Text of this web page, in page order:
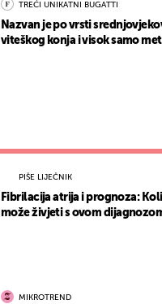
TREĆI UNIKATNI BUGATTI
Nazvan je po vrsti
viteškog konja i visok samo
PIŠE LIJEČNIK
Fibrilacija atrija i prognoza:
može živjeti s ovom
MIKROTREND